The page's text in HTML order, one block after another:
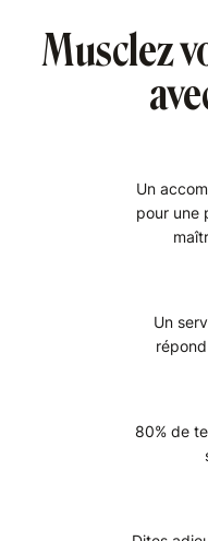
Musclez
Un
pour une
Un
80% de